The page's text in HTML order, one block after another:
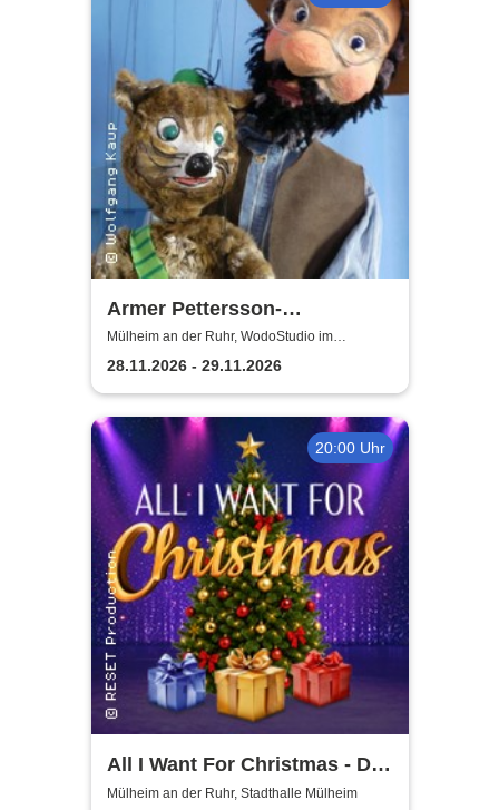
Armer Pettersson-
weihnachtlich | WodoStudio
im Ringlokschuppen Ruhr
Mülheim an der Ruhr, WodoStudio im
Ringlokschuppen Ruhr
28.11.2026 - 29.11.2026
20:00 Uhr
All I Want For Christmas - Die
besten Weihnachts-Pop-
Mülheim an der Ruhr, Stadthalle Mülheim